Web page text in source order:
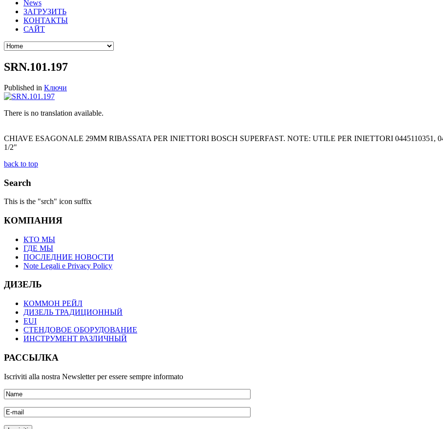
News
ЗАГРУЗИТЬ
КОНТАКТЫ
САЙТ
SRN.101.197
Published in Ключи
There is no translation available.
CHIAVE ESAGONALE 29MM RIBASSATA PER INIETTORI BOSCH SUPERFAST. NOTE: UTILE PER INIETTORI 0445110351,
1/2"
back to top
Search
This is the "srch" icon suffix
КОМПАНИЯ
КТО МЫ
ГДЕ МЫ
ПОСЛЕДНИЕ НОВОСТИ
Note Legali e Privacy Policy
ДИЗЕЛЬ
КОММОН РЕЙЛ
ДИЗЕЛЬ ТРАДИЦИОННЫЙ
EUI
СТЕНДОВОЕ ОБОРУДОВАНИЕ
ИНСТРУМЕНТ РАЗЛИЧНЫЙ
РАССЫЛКА
Iscriviti alla nostra Newsletter per essere sempre informato